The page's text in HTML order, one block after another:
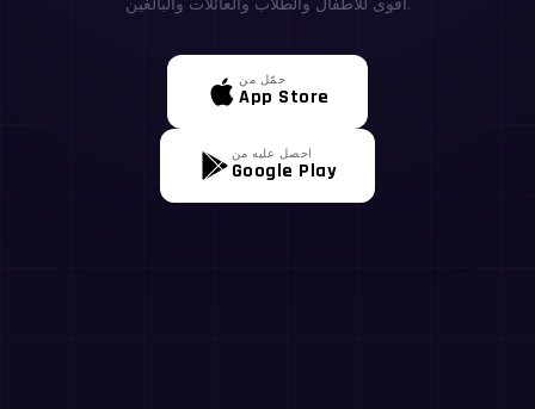
أقوى للأطفال والطلاب والعائلات والبالغين.
حمّل من
App Store
احصل عليه من
Google Play